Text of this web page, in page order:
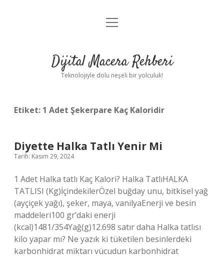
Anasayfa
Yasal Uyarı
menüyü
Dijital Macera Rehberi
Teknolojiyle dolu neşeli bir yolculuk!
Etiket: 1 Adet Şekerpare Kaç Kaloridir
Diyette Halka Tatlı Yenir Mi
Tarih: Kasım 29, 2024
1 Adet Halka tatlı Kaç Kalori? Halka TatlıHALKA
TATLISI (Kg)İçindekilerÖzel buğday unu, bitkisel yağ
(ayçiçek yağı), şeker, maya, vanilyaEnerji ve besin
maddeleri100 gr’daki enerji
(kcal)1481/354Yağ(g)12.698 satır daha Halka tatlısı
kilo yapar mı? Ne yazık ki tüketilen besinlerdeki
karbonhidrat miktarı vücudun karbonhidrat